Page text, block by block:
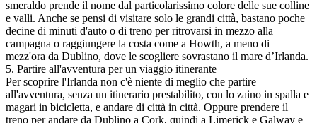
smeraldo prende il nome dal particolarissimo colore delle sue colline
e valli. Anche se pensi di visitare solo le grandi città, bastano poche
decine di minuti d'auto o di treno per ritrovarsi in mezzo alla
campagna o raggiungere la costa come a Howth, a meno di
mezz'ora da Dublino, dove le scogliere sovrastano il mare d’Irlanda.
5. Partire all'avventura per un viaggio itinerante
Per scoprire l'Irlanda non c'è niente di meglio che partire
all'avventura, senza un itinerario prestabilito, con lo zaino in spalla e
magari in bicicletta, e andare di città in città. Oppure prendere il
treno per andare da Dublino a Cork, quindi a Limerick e Galway e